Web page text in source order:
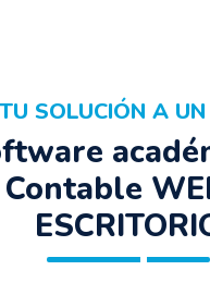
TU SOLUCIÓN A UN
Contable